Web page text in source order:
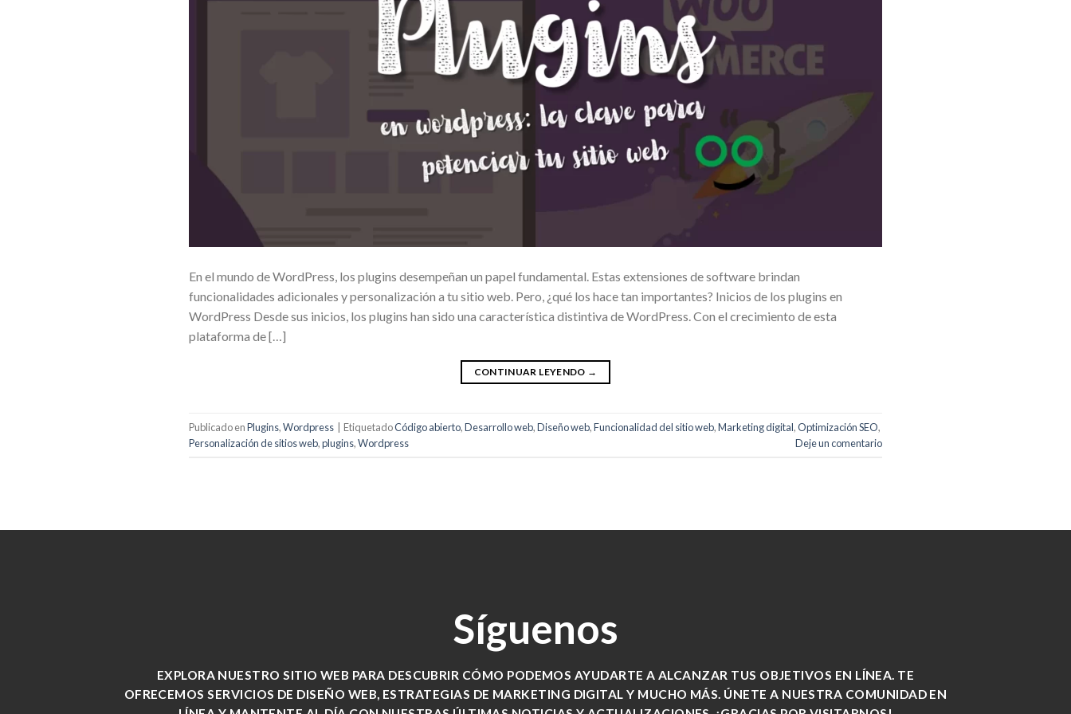
En el mundo de WordPress, los plugins desempeñan un papel fundamental. Estas extensiones de software brindan
funcionalidades adicionales y personalización a tu sitio web. Pero, ¿qué los hace tan importantes? Inicios de los plugins en
WordPress Desde sus inicios, los plugins han sido una característica distintiva de WordPress. Con el crecimiento de esta
plataforma de […]
CONTINUAR LEYENDO →
Publicado enPlugins,Wordpress | EtiquetadoCódigo abierto,Desarrollo web,Diseño web,Funcionalidad del sitio web,Marketing digital,Optimización SEO,
Personalización de sitios web,plugins,Wordpress Deje un comentario
Síguenos
EXPLORA NUESTRO SITIO WEB PARA DESCUBRIR CÓMO PODEMOS AYUDARTE A ALCANZAR TUS OBJETIVOS EN LÍNEA. TE
OFRECEMOS SERVICIOS DE DISEÑO WEB, ESTRATEGIAS DE MARKETING DIGITAL Y MUCHO MÁS. ÚNETE A NUESTRA COMUNIDAD EN